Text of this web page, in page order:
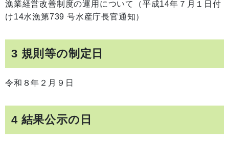
漁業経営改善制度の運用について（平成14年７月１日付
け14水漁第739 号水産庁長官通知）
3 規則等の制定日
令和８年２月９日
4 結果公示の日